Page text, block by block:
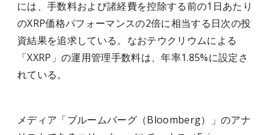
には、手数料および諸経費を控除する前の1日あたり
のXRP価格パフォーマンスの2倍に相当する日次の投
資結果を追求している。なおテウクリウムによる
「XXRP」の運用管理手数料は、年率1.85%に設定さ
れている。
メディア「ブルームバーグ（Bloomberg）」のアナ